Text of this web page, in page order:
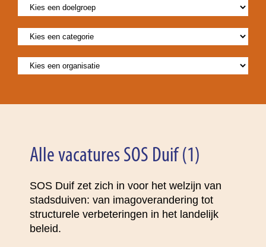
Alle vacatures SOS Duif (1)
SOS Duif zet zich in voor het welzijn van
stadsduiven: van imagoverandering tot
structurele verbeteringen in het landelijk
beleid.